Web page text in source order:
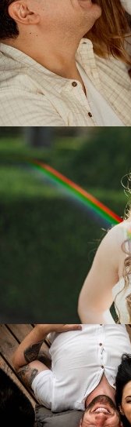
51
104